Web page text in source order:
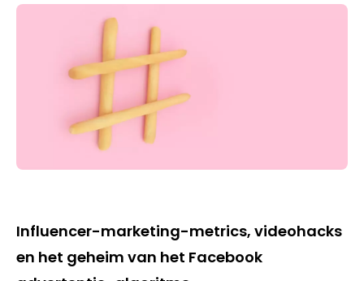
Influencer-marketing-metrics, videohacks
en het geheim van het Facebook